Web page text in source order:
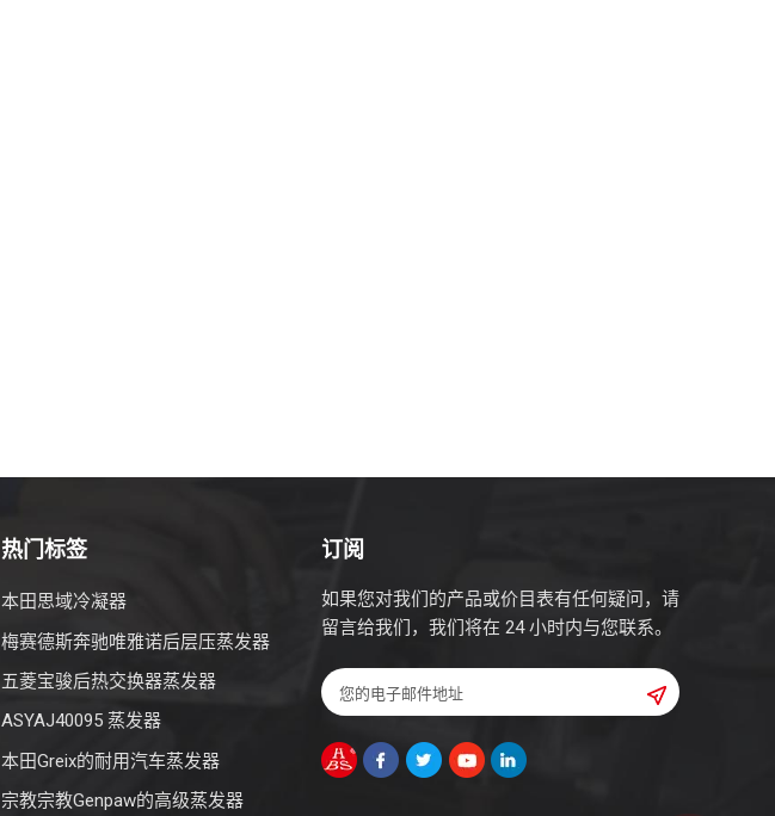
热门标签
本田思域冷凝器
梅赛德斯奔驰唯雅诺后层压蒸发器
五菱宝骏后热交换器蒸发器
ASYAJ40095 蒸发器
本田Greix的耐用汽车蒸发器
宗教宗教Genpaw的高级蒸发器
订阅
如果您对我们的产品或价目表有任何疑问，请
留言给我们，我们将在 24 小时内与您联系。